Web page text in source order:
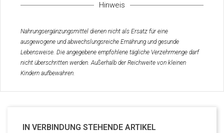
Hinweis
Nahrungsergänzungsmittel dienen nicht als Ersatz für eine
ausgewogene und abwechslungsreiche Ernährung und gesunde
Lebensweise. Die angegebene empfohlene tägliche Verzehrmenge darf
nicht überschritten werden. Außerhalb der Reichweite von kleinen
Kindern aufbewahren.
IN VERBINDUNG STEHENDE ARTIKEL